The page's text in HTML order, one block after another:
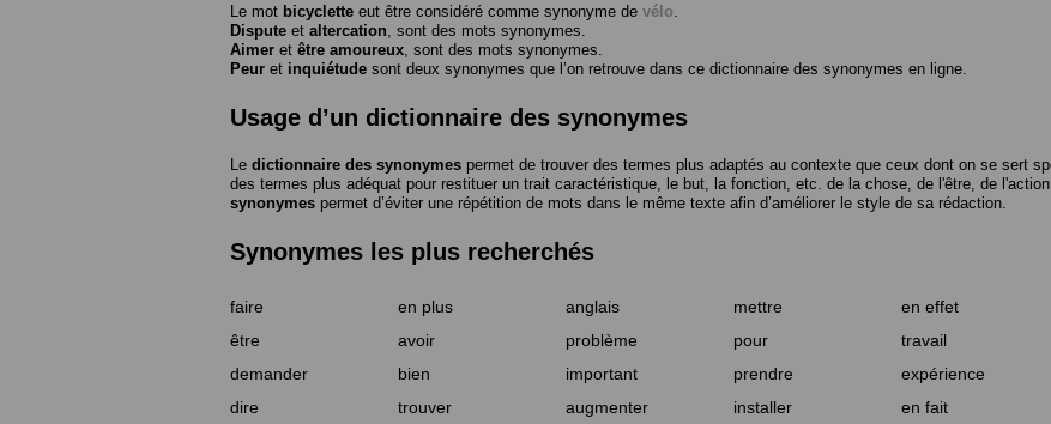
Le mot bicyclette eut être considéré comme synonyme de vélo
Dispute et altercation , sont des mots synonymes.
Aimer et être amoureux , sont des mots synonymes.
Peur et inquiétude sont deux synonymes que l’on retrouve dans ce dictionnaire des synonymes en ligne.
Usage d’un dictionnaire des synonymes
Le dictionnaire des synonymes permet de trouver des termes plus adaptés au contexte que ceux dont on se sert
des termes plus adéquat pour restituer un trait caractéristique, le but, la fonction, etc. de la chose, de l'être, de
synonymes permet d’éviter une répétition de mots dans le même texte afin d’améliorer le style de sa rédaction.
Synonymes les plus recherchés
faire en plus anglais mettre en effet
être
avoir problème pour travail
demander
bien important prendre expérience
dire
trouver augmenter installer en fait